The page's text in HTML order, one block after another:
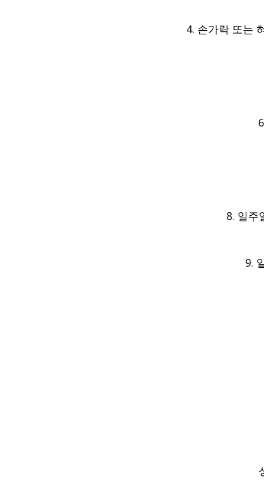
4. 손가락 또는
8. 일주
9.